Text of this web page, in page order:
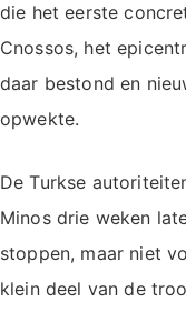
die het eerste
Cnossos, het
daar bestond en
opwekte.
De Turkse
Minos drie weken
stoppen, maar niet
klein deel van de